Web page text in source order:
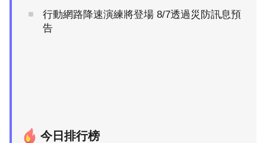
行動網路降速演練將登場 8/7透過災防訊息預
告
今日排行榜